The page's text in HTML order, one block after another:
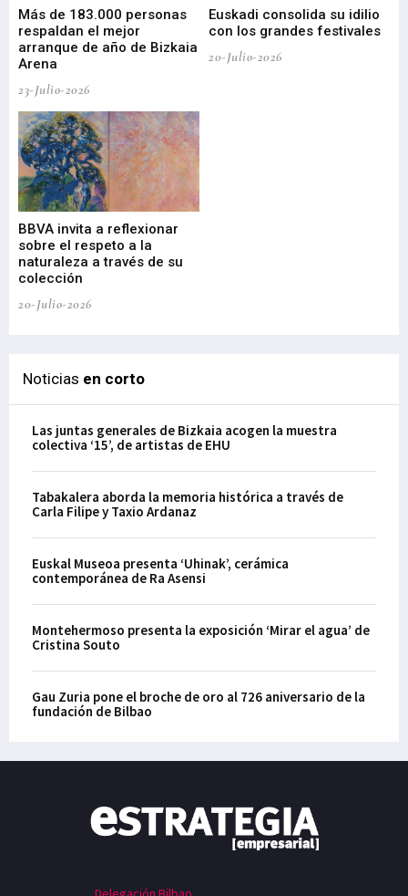
Más de 183.000 personas
respaldan el mejor
arranque de año de Bizkaia
Arena
23-Julio-2026
Euskadi consolida su idilio
con los grandes festivales
20-Julio-2026
BBVA invita a reflexionar
sobre el respeto a la
naturaleza a través de su
colección
20-Julio-2026
Noticias en corto
Las juntas generales de Bizkaia acogen la muestra
colectiva ‘15’, de artistas de EHU
Tabakalera aborda la memoria histórica a través de
Carla Filipe y Taxio Ardanaz
Euskal Museoa presenta ‘Uhinak’, cerámica
contemporánea de Ra Asensi
Montehermoso presenta la exposición ‘Mirar el agua’ de
Cristina Souto
Gau Zuria pone el broche de oro al 726 aniversario de la
fundación de Bilbao